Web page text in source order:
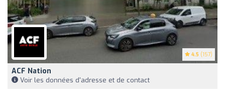
4.5 (157)
ACF Nation
Voir les données d'adresse et de contact